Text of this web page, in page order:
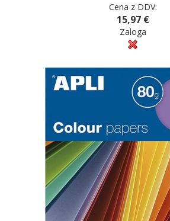
Cena z DDV:
15,97 €
Zaloga